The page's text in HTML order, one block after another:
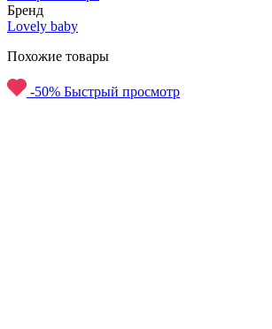
Бренд
Lovely baby
Похожие товары
-50% Быстрый просмотр